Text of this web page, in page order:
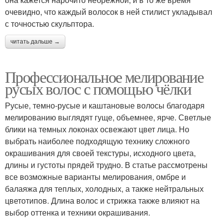
очевидно, что каждый волосок в ней стилист укладывал
с точностью скульптора.
читать дальше →
Профессиональное мелирование
русых волос с помощью чёлки
Русые, темно-русые и каштановые волосы благодаря
мелированию выглядят гуще, объемнее, ярче. Светлые
блики на темных локонах освежают цвет лица. Но
выбрать наиболее подходящую технику сложного
окрашивания для своей текстуры, исходного цвета,
длины и густоты прядей трудно. В статье рассмотрены
все возможные варианты мелирования, омбре и
балаяжа для теплых, холодных, а также нейтральных
цветотипов. Длина волос и стрижка также влияют на
выбор оттенка и техники окрашивания.